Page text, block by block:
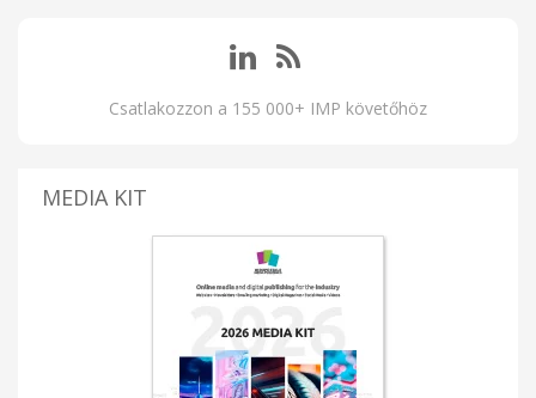
Csatlakozzon a 155 000+ IMP követőhöz
MEDIA KIT